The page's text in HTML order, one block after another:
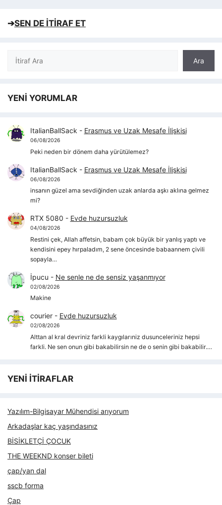
➔SEN DE İTİRAF ET
Ara
Ara
YENİ YORUMLAR
ItalianBallSack - Erasmus ve Uzak Mesafe İlişkisi
06/08/2026
Peki neden bir dönem daha yürütülemez?
ItalianBallSack - Erasmus ve Uzak Mesafe İlişkisi
06/08/2026
insanın güzel ama sevdiğinden uzak anlarda aşkı aklına gelmez
mi?
RTX 5080 - Evde huzursuzluk
04/08/2026
Restini çek, Allah affetsin, babam çok büyük bir yanlış yaptı ve
kendisini epey hırpaladım, 2 sene öncesinde babaannem çivili
sopayla…
İpucu - Ne senle ne de sensiz yaşanmıyor
02/08/2026
Makine
courier- Evde huzursuzluk
02/08/2026
Alttan al kral devriniz farkli kaygılarıniz dusunceleriniz hepsi
farkli. Ne sen onun gibi bakabilirsin ne de o senin gibi bakabilir.…
YENİ İTİRAFLAR
Yazılım-Bilgisayar Mühendisi arıyorum
Arkadaşlar kaç yaşındasınız
BİSİKLETÇİ ÇOCUK
THE WEEKND konser bileti
çap/yan dal
sscb forma
Çap